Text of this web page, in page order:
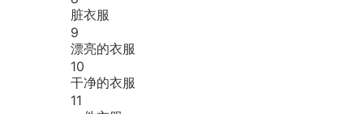
脏衣服
9
漂亮的衣服
10
干净的衣服
11